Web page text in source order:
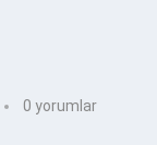
0 yorumlar